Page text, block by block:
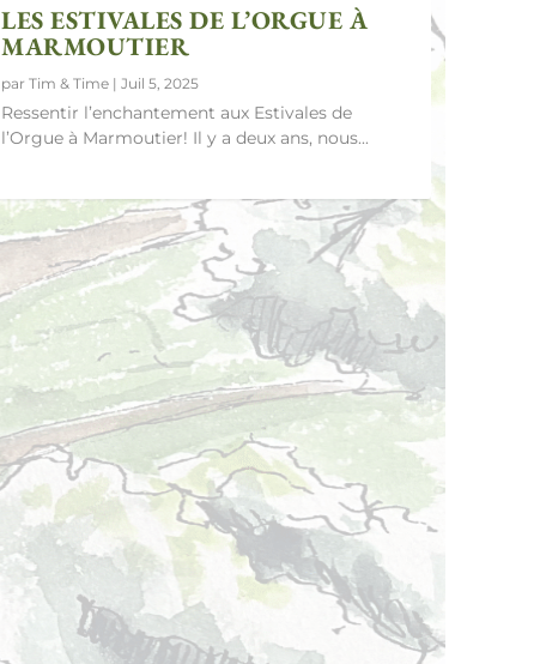
LES ESTIVALES DE L’ORGUE À
MARMOUTIER
parTim & Time |Juil 5, 2025
Ressentir l’enchantement aux Estivales de
l’Orgue à Marmoutier! Il y a deux ans, nous...